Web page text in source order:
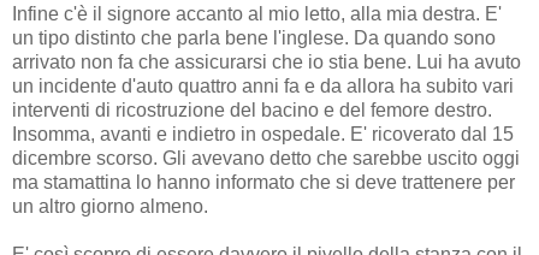
Infine c'è il signore accanto al mio letto, alla mia destra. E'
un tipo distinto che parla bene l'inglese. Da quando sono
arrivato non fa che assicurarsi che io stia bene. Lui ha avuto
un incidente d'auto quattro anni fa e da allora ha subito vari
interventi di ricostruzione del bacino e del femore destro.
Insomma, avanti e indietro in ospedale. E' ricoverato dal 15
dicembre scorso. Gli avevano detto che sarebbe uscito oggi
ma stamattina lo hanno informato che si deve trattenere per
un altro giorno almeno.